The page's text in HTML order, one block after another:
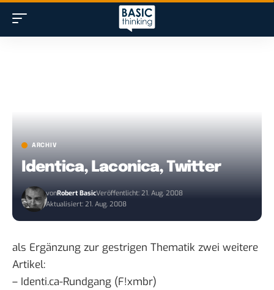
ARCHIV
Identica, Laconica, Twitter
vonRobert BasicVeröffentlicht: 21. Aug. 2008
Aktualisiert: 21. Aug. 2008
als Ergänzung zur gestrigen Thematik zwei weitere
Artikel:
– Identi.ca-Rundgang (F!xmbr)